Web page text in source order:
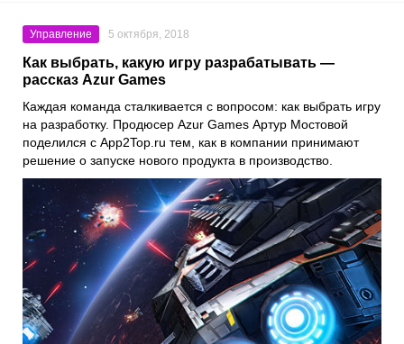
Управление 5 октября, 2018
Как выбрать, какую игру разрабатывать —
рассказ Azur Games
Каждая команда сталкивается с вопросом: как выбрать игру
на разработку. Продюсер Azur Games Артур Мостовой
поделился с App2Top.ru тем, как в компании принимают
решение о запуске нового продукта в производство.